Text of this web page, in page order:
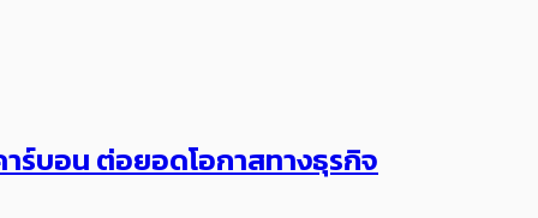
ร์บอน ต่อยอดโอกาสทางธุรกิจ